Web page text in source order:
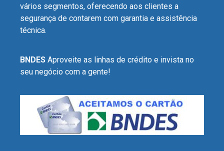
vários segmentos, oferecendo aos clientes a
segurança de contarem com garantia e assistência
técnica.
BNDES Aproveite as linhas de crédito e invista no
seu negócio com a gente!